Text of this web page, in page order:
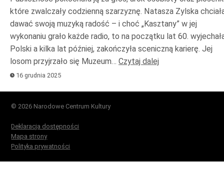
które zwalczały codzienną szarzyznę. Natasza Zylska
dawać swoją muzyką radość – i choć „Kasztany” w jej
wykonaniu grało każde radio, to na początku lat 60.
Polski a kilka lat później, zakończyła sceniczną karierę. Jej
losom przyjrzało się Muzeum… Czytaj dalej
16 grudnia 2025
© 2026 Narodowe Centrum Kultury
Deklaracja dostępności
Mapa strony
Polityka prywatności